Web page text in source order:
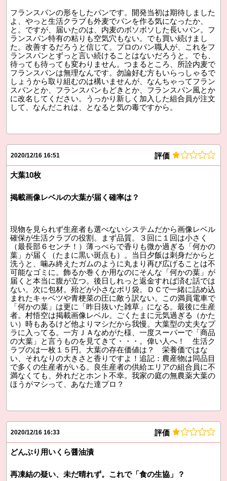
フランスパンの形をしたパンです。開発当初は期待しました
よ、やっと生活クラブも外麦でパンを作る気になったか、
と。ですが、届いたのは、内麦のボソボソした長いパン。フ
ランスパン特有の粘りも空気穴もない。でも買い続けまし
た。改善するだろうと信じて。プロのパン職人が、これをフ
ランスパンとずっと言い続けることはないだろうと。でも、
待っても待っても変わりません。つまるところ、所詮内麦で
フランスパンは無理なんです。勿論好む方もいらっしゃるで
しょうから取り組むのは構いませんが、なんちゃってフラン
スパンとか、フランスパンもどきとか、フランスパン風とか
に改名してください。うっかり新しく加入した組合員が注文
して、なんだこれは、となると気の毒ですから。
2020/12/16 16:51 評価
大葉10枚
掲載画像レベルの大葉が届く確率は？
現物を見られず生産者も選べないシステムだから画像レベル
確保が生活クラブの役割。まず品質。３回に１回は小さく
（最長部６センチ！）薄っぺらで香りも微か過ぎる「何かの
葉」が届く（たまに黒い斑点も）。当日夕飯は刺身だからと
洗うと、噛み終えたガムのように丸まり再び広げることは不
可能なゴミに。飾るか巻くか用なのにそんな「何かの葉」が
届くと本当に腹が立つ。後日しれっと返金すれば済む話では
ない。次に包材。殆どが小さなポリ袋。ＤＣで一緒に詰め込
まれたキャベツや青梗菜の圧に敵う訳ない。この満員電車で
「何かの葉」は更に「昨日抜いた雑草」になる。最後に生産
者。村悟空は掲載画像レベル。ごくたまに元気過ぎる（かた
い）時もあるけど他よりマシだから我慢。大葉型の丈夫なプ
ラに入ってる。一方ＪＡなめがた様、一度スーパーで「商品
の大葉」と言うものを見てきて・・・。偉い人へ！ 生活ク
ラブのは一枚１５円。大葉の存在価値は？ 栄養価ではな
い、それなりの大きさと香りですよ！追記：農産物は同品目
で多くの生産者がいる。良生産者の供給エリアの組合員に不
満なくても、外れだとホント不幸。我家の庭の無農薬大葉の
ほうがマシって、あなた達プロ？
2020/12/16 16:33 評価
どんぶり用いくら醤油漬
再凍結の疑い、未だ晴れず。これで「食の生協」？